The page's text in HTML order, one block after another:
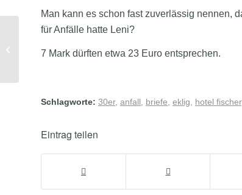
Man kann es schon fast zuverlässig nennen,
für Anfälle hatte Leni?
7 Mark dürften etwa 23 Euro entsprechen.
Schlagworte: 30er, anfall, briefe, eklig, hotel fischer
Eintrag teilen
Kirchwerder – eine Liebeserklärung